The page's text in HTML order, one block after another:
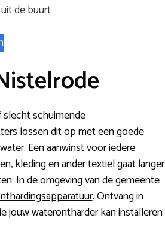
de buurt
schuimende
lossen dit op met een goede
Een aanwinst voor iedere
kleding en ander textiel gaat langer
In de omgeving van de gemeente
. Ontvang in
jouw waterontharder kan installeren